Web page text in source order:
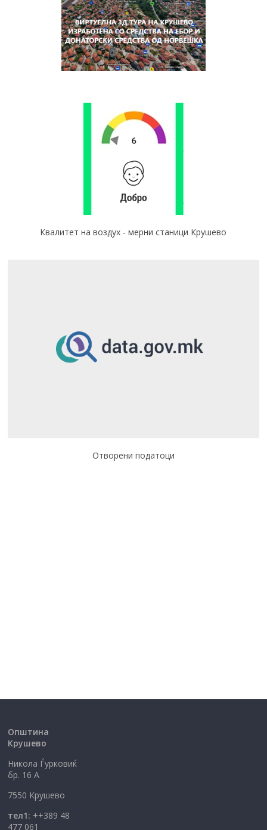
Квалитет на воздух - мерни станици Крушево
Отворени податоци
Општина
Крушево
Никола Ѓурковиќ
бр. 16 А
7550 Крушево
тел1: ++389 48
477 061